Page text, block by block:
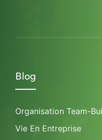
Blog
Organisation Team-
Vie En Entreprise